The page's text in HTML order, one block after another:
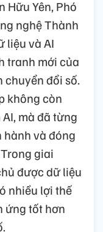
Hữu Yên, Phó
nghệ Thành
liệu và AI
tranh mới của
đổi số.
không còn
mà đã từng
hành và đóng
giai
được dữ liệu
nhiều lợi thế
ứng tốt hơn